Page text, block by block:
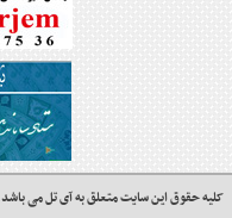
کلیه حقوق این سایت متعلق بهآی تلمی